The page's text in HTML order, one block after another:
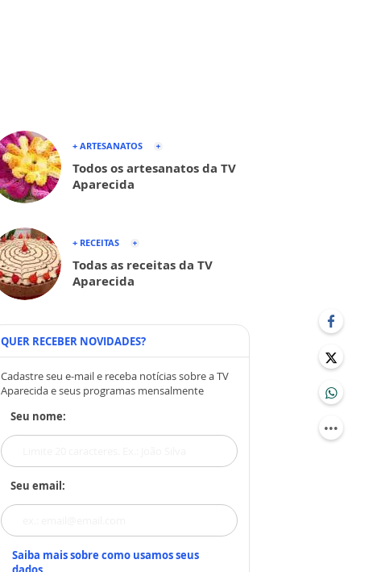
+ ARTESANATOS
Todos os artesanatos da TV
Aparecida
+ RECEITAS
Todas as receitas da TV
Aparecida
QUER RECEBER NOVIDADES?
Cadastre seu e-mail e receba notícias sobre a TV
Aparecida e seus programas mensalmente
Seu nome:
Seu email:
Saiba mais sobre como usamos seus